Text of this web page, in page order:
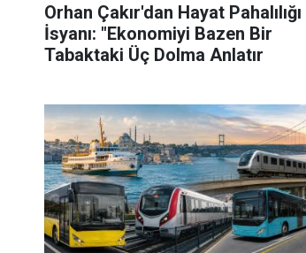
Orhan Çakır'dan Hayat Pahalılığı
İsyanı: "Ekonomiyi Bazen Bir
Tabaktaki Üç Dolma Anlatır